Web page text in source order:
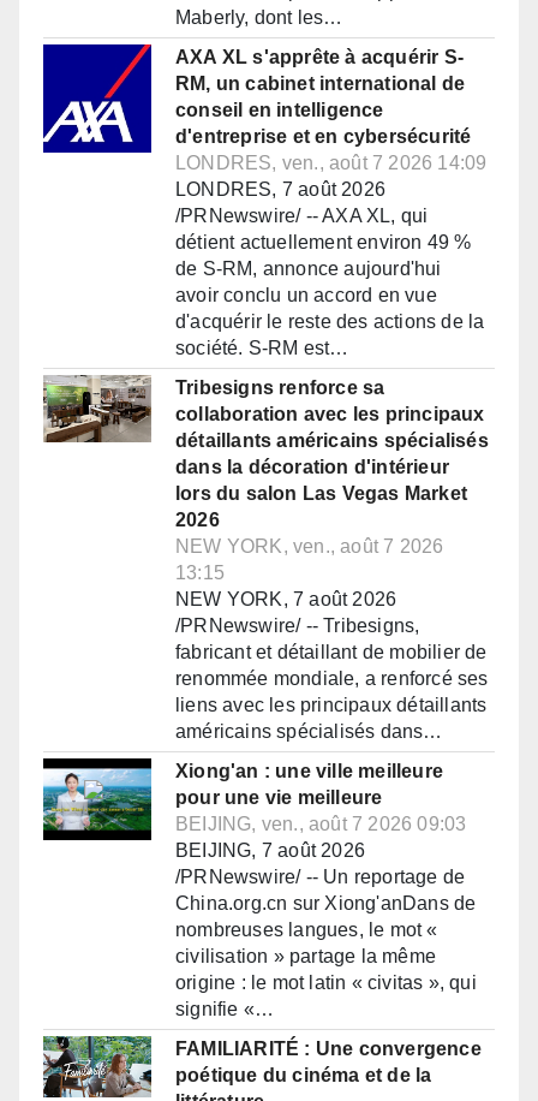
Maberly, dont les…
AXA XL s'apprête à acquérir S-
RM, un cabinet international de
conseil en intelligence
d'entreprise et en cybersécurité
LONDRES, ven., août 7 2026 14:09
LONDRES, 7 août 2026
/PRNewswire/ -- AXA XL, qui
détient actuellement environ 49 %
de S-RM, annonce aujourd'hui
avoir conclu un accord en vue
d'acquérir le reste des actions de la
société. S-RM est…
Tribesigns renforce sa
collaboration avec les principaux
détaillants américains spécialisés
dans la décoration d'intérieur
lors du salon Las Vegas Market
2026
NEW YORK, ven., août 7 2026
13:15
NEW YORK, 7 août 2026
/PRNewswire/ -- Tribesigns,
fabricant et détaillant de mobilier de
renommée mondiale, a renforcé ses
liens avec les principaux détaillants
américains spécialisés dans…
Xiong'an : une ville meilleure
pour une vie meilleure
BEIJING, ven., août 7 2026 09:03
BEIJING, 7 août 2026
/PRNewswire/ -- Un reportage de
China.org.cn sur Xiong'anDans de
nombreuses langues, le mot «
civilisation » partage la même
origine : le mot latin « civitas », qui
signifie «…
FAMILIARITÉ : Une convergence
poétique du cinéma et de la